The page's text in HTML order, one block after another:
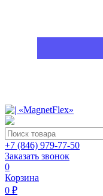
+7 (846) 979-77-50
Заказать звонок
0
Корзина
0 ₽